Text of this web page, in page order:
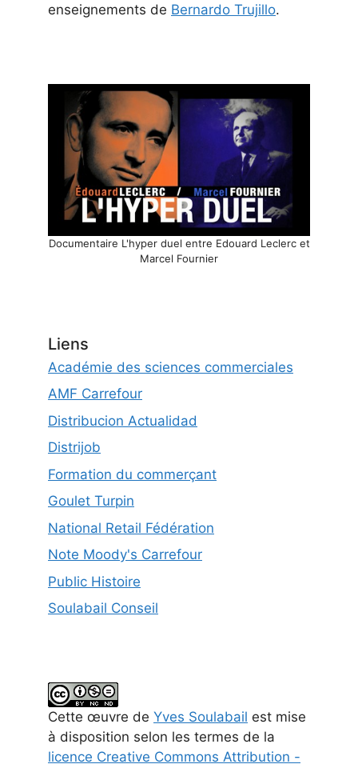
enseignements de Bernardo Trujillo.
Documentaire L'hyper duel entre Edouard Leclerc et
Marcel Fournier
Liens
Académie des sciences commerciales
AMF Carrefour
Distribucion Actualidad
Distrijob
Formation du commerçant
Goulet Turpin
National Retail Fédération
Note Moody's Carrefour
Public Histoire
Soulabail Conseil
Cette œuvre de Yves Soulabail est mise
à disposition selon les termes de la
licence Creative Commons Attribution -